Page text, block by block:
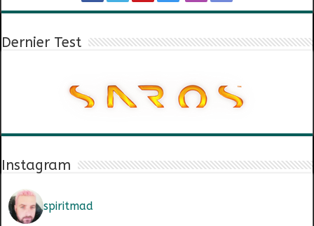
Dernier Test
Instagram
spiritmad